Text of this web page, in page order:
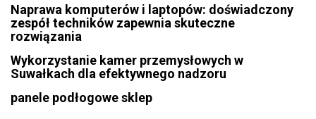
Naprawa komputerów i laptopów: doświadczony
zespół techników zapewnia skuteczne
rozwiązania
Wykorzystanie kamer przemysłowych w
Suwałkach dla efektywnego nadzoru
panele podłogowe sklep